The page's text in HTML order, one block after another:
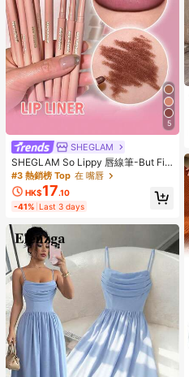
5
SHEGLAM
SHEGLAM So Lippy 唇線筆-But Firs
t,Coffee 品牌美妝化妝品 適合女士與
女孩
#3 熱銷榜 Top 在 嘴唇
HK$17.10
-41% Last 3 days